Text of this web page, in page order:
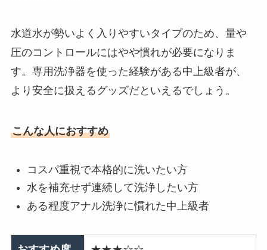
水道水が勢いよく入りやすいタイプのため、量や
圧のコントロールにはやや慣れが必要になりま
す。専用洗浄器を使った経験がある中上級者が、
より安全に扱えるグッズだといえるでしょう。
こんな人におすすめ
コスパ重視で本格的に洗いたい方
水を補充せず連続して洗浄したい方
ある程度アナル洗浄に慣れた中上級者